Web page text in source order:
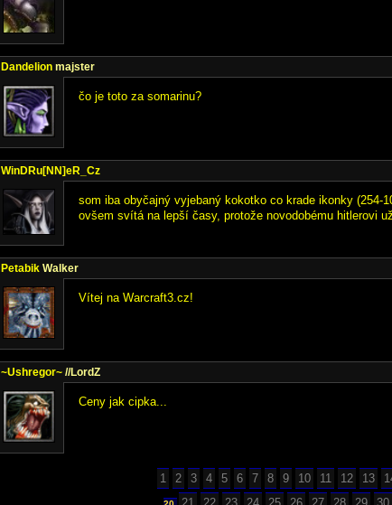
Dandelion majster
čo je toto za somarinu?
WinDRu[NN]eR_Cz
som iba obyčajný vyjebaný kokotko co krade ikonky (254-
ovšem svítá na lepší časy, protože novodobému hitlerovi
Petabik Walker
Vítej na Warcraft3.cz!
~Ushregor~ //LordZ
Ceny jak cipka...
1 2 3 4 5 6 7 8 9 10 11 12 13